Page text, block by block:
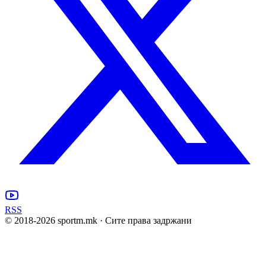
RSS
© 2018-2026 sportm.mk · Сите права задржани